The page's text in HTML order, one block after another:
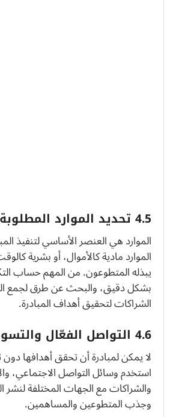
4.5 تحديد الموارد المطلوبة
الموارد هي العنصر الأساسي لتنفيذ
الموارد مادية كالأموال، أو بشرية
يبذله المتطوعون. من المهم حساب
بشكل دقيق، والبحث عن طرق لجمع
الشراكات لتحقيق أهداف المبادرة.
4.6 التواصل الفعّال والتسويق
لا يمكن لمبادرة أن تحقق أهدافها
استخدم وسائل التواصل الاجتماعي،
والشراكات مع الجهات المختلفة لنشر
وجذب المتطوعين والمساهمين.